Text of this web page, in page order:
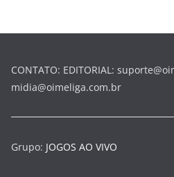
CONTATO: EDITORIAL:
midia@oimeliga.com.br
Grupo: JOGOS AO VIVO